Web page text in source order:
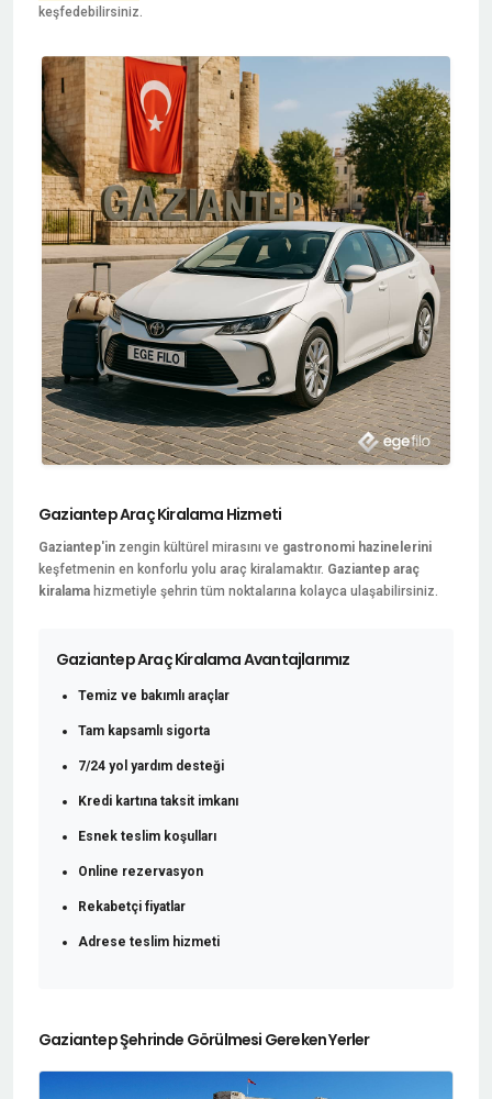
keşfedebilirsiniz.
Gaziantep Araç Kiralama Hizmeti
Gaziantep'in zengin kültürel mirasını ve gastronomi hazinelerini
keşfetmenin en konforlu yolu araç kiralamaktır. Gaziantep araç
kiralama hizmetiyle şehrin tüm noktalarına kolayca ulaşabilirsiniz.
Gaziantep Araç Kiralama Avantajlarımız
Temiz ve bakımlı araçlar
Tam kapsamlı sigorta
7/24 yol yardım desteği
Kredi kartına taksit imkanı
Esnek teslim koşulları
Online rezervasyon
Rekabetçi fiyatlar
Adrese teslim hizmeti
Gaziantep Şehrinde Görülmesi Gereken Yerler